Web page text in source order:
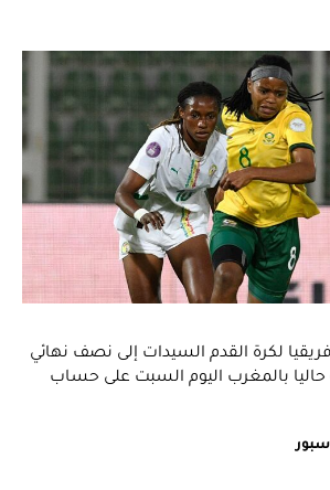
لكرة القدم السيدات إلى نصف نهائي
حاليا بالمغرب اليوم السبت على حساب